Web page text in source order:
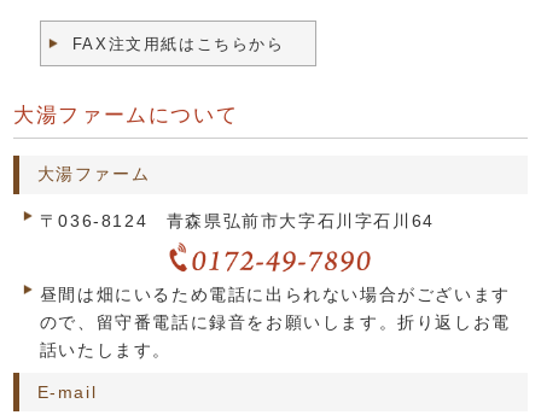
FAX注文用紙はこちらから
大湯ファームについて
大湯ファーム
〒036-8124 青森県弘前市大字石川字石川64
昼間は畑にいるため電話に出られない場合がございます
ので、留守番電話に録音をお願いします。折り返しお電
話いたします。
E-mail